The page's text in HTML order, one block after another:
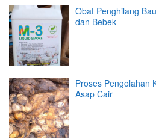
Obat Penghilang
dan Bebek
Proses Pengolahan
Asap Cair